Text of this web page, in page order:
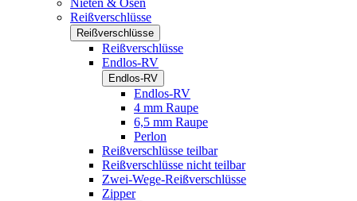
Nieten & Ösen
Reißverschlüsse
Reißverschlüsse
Reißverschlüsse
Endlos-RV
Endlos-RV
Endlos-RV
4 mm Raupe
6,5 mm Raupe
Perlon
Reißverschlüsse teilbar
Reißverschlüsse nicht teilbar
Zwei-Wege-Reißverschlüsse
Zipper